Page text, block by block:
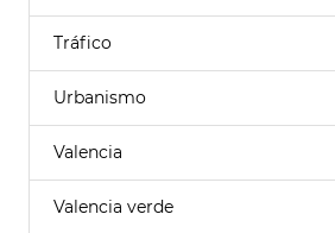
Tráfico
Urbanismo
Valencia
Valencia verde